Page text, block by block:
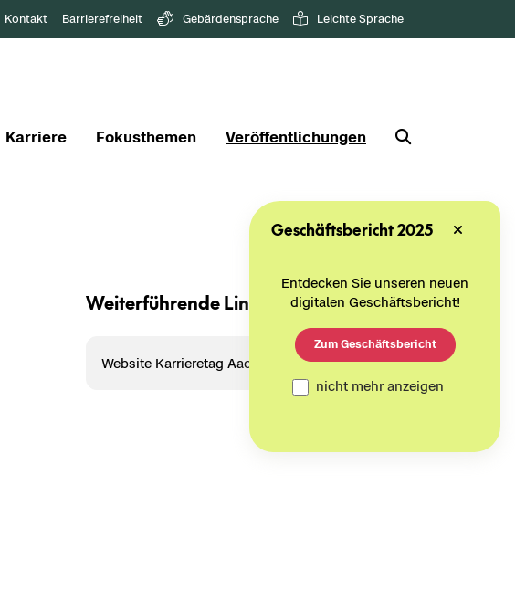
Kontakt Barrierefreiheit Gebärdensprache Leichte Sprache
Karriere Fokusthemen Veröffentlichungen
Wei­ter­füh­ren­de Links
Web­site Kar­rie­re­tag Aa­chen
Geschäftsbericht 2025
Entdecken Sie unseren neuen
digitalen Geschäftsbericht!
Zum Geschäftsbericht
nicht mehr anzeigen